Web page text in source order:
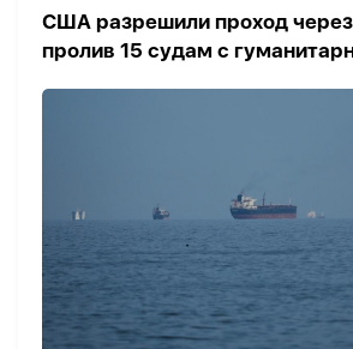
США разрешили проход
пролив 15 судам с